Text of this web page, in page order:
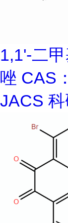
1,1'-二
唑 CAS
JACS